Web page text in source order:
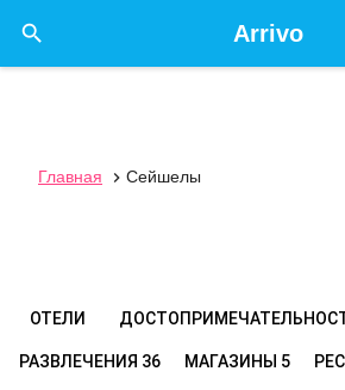
Arrivo

Главная  Сейшелы
ОТЕЛИ
РАЗВЛЕЧЕНИЯ 36 МАГАЗИНЫ 5